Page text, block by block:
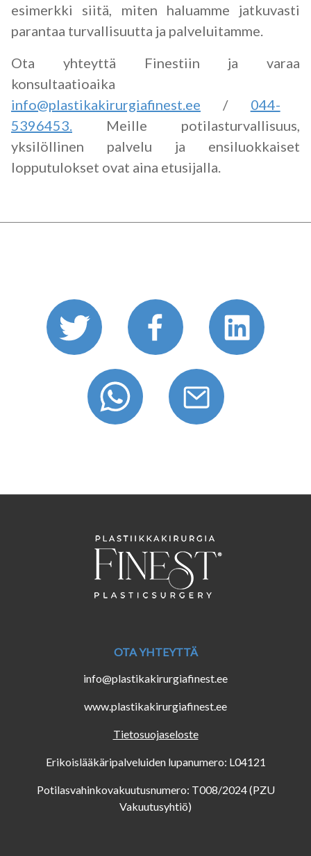
esimerkki siitä, miten haluamme jatkuvasti
parantaa turvallisuutta ja palveluitamme.
Ota yhteyttä Finestiin ja varaa
konsultaatioaika
info@plastikakirurgiafinest.ee / 044-
5396453. Meille potilasturvallisuus,
yksilöllinen palvelu ja ensiluokkaiset
lopputulokset ovat aina etusijalla.
OTA YHTEYTTÄ
info@plastikakirurgiafinest.ee
www.plastikakirurgiafinest.ee
Tietosuojaseloste
Erikoislääkäripalveluiden lupanumero: L04121
Potilasvahinkovakuutusnumero: T008/2024 (PZU
Vakuutusyhtiö)